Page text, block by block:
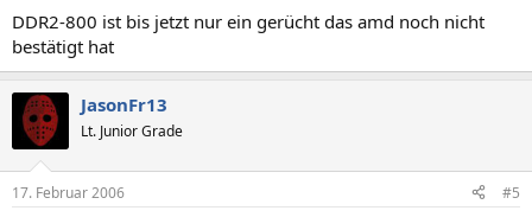
DDR2-800 ist bis jetzt nur ein gerücht das amd noch nicht
bestätigt hat
JasonFr13
Lt. Junior Grade
17. Februar 2006 #5